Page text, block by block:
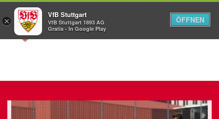
Menü
×
VfB Stuttgart
VfB Stuttgart 1893 AG
Gratis - In Google Play
ÖFFNEN